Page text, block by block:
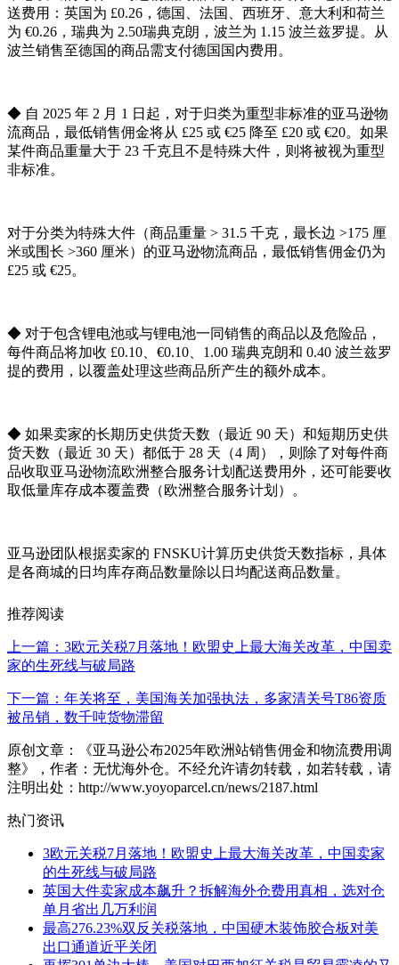
送费用：英国为 £0.26，德国、法国、西班牙、意大利和荷兰
为 €0.26，瑞典为 2.50瑞典克朗，波兰为 1.15 波兰兹罗提。从
波兰销售至德国的商品需支付德国国内费用。
◆ 自 2025 年 2 月 1 日起，对于归类为重型非标准的亚马逊物
流商品，最低销售佣金将从 £25 或 €25 降至 £20 或 €20。如果
某件商品重量大于 23 千克且不是特殊大件，则将被视为重型
非标准。
对于分类为特殊大件（商品重量 > 31.5 千克，最长边 >175 厘
米或围长 >360 厘米）的亚马逊物流商品，最低销售佣金仍为
£25 或 €25。
◆ 对于包含锂电池或与锂电池一同销售的商品以及危险品，
每件商品将加收 £0.10、€0.10、1.00 瑞典克朗和 0.40 波兰兹罗
提的费用，以覆盖处理这些商品所产生的额外成本。
◆ 如果卖家的长期历史供货天数（最近 90 天）和短期历史供
货天数（最近 30 天）都低于 28 天（4 周），则除了对每件商
品收取亚马逊物流欧洲整合服务计划配送费用外，还可能要收
取低量库存成本覆盖费（欧洲整合服务计划）。
亚马逊团队根据卖家的 FNSKU计算历史供货天数指标，具体
是各商城的日均库存商品数量除以日均配送商品数量。
推荐阅读
上一篇：3欧元关税7月落地！欧盟史上最大海关改革，中国卖
家的生死线与破局路
下一篇：年关将至，美国海关加强执法，多家清关号T86资质
被吊销，数千吨货物滞留
原创文章：《亚马逊公布2025年欧洲站销售佣金和物流费用调
整》，作者：无忧海外仓。不经允许请勿转载，如若转载，请
注明出处：http://www.yoyoparcel.cn/news/2187.html
热门资讯
3欧元关税7月落地！欧盟史上最大海关改革，中国卖家
的生死线与破局路
英国大件卖家成本飙升？拆解海外仓费用真相，选对仓
单月省出几万利润
最高276.23%双反关税落地，中国硬木装饰胶合板对美
出口通道近乎关闭